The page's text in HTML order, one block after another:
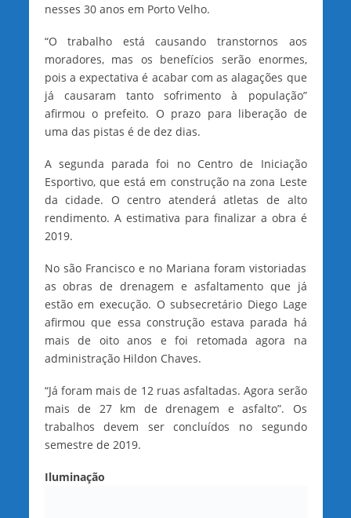
nesses 30 anos em Porto Velho.
“O trabalho está causando transtornos aos
moradores, mas os benefícios serão enormes,
pois a expectativa é acabar com as alagações que
já causaram tanto sofrimento à população”
afirmou o prefeito. O prazo para liberação de
uma das pistas é de dez dias.
A segunda parada foi no Centro de Iniciação
Esportivo, que está em construção na zona Leste
da cidade. O centro atenderá atletas de alto
rendimento. A estimativa para finalizar a obra é
2019.
No são Francisco e no Mariana foram vistoriadas
as obras de drenagem e asfaltamento que já
estão em execução. O subsecretário Diego Lage
afirmou que essa construção estava parada há
mais de oito anos e foi retomada agora na
administração Hildon Chaves.
“Já foram mais de 12 ruas asfaltadas. Agora serão
mais de 27 km de drenagem e asfalto”. Os
trabalhos devem ser concluídos no segundo
semestre de 2019.
Iluminação